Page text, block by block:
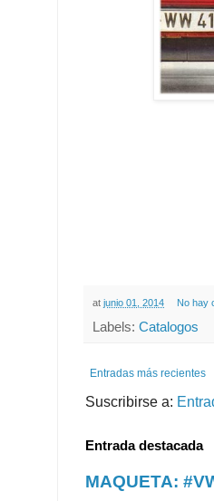
at junio 01, 2014 No hay
Labels: Catalogos
Entradas más recientes
Suscribirse a:
Entrada destacada
MAQUETA: